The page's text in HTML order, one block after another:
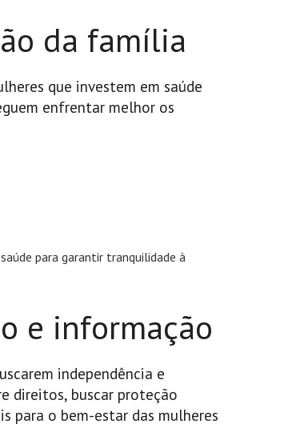
da família
que investem em saúde
enfrentar melhor os
para garantir tranquilidade à
e informação
independência e
direitos, buscar proteção
para o bem-estar das mulheres